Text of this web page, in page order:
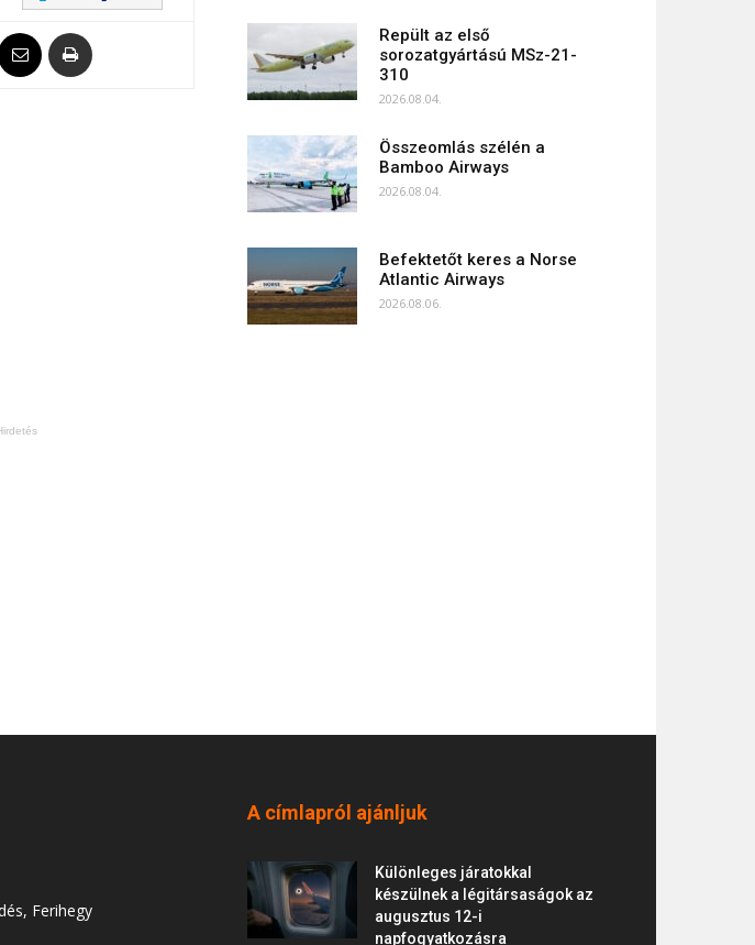
Repült az első
sorozatgyártású MSz-21-
310
2026.08.04.
Összeomlás szélén a
Bamboo Airways
2026.08.04.
Befektetőt keres a Norse
Atlantic Airways
2026.08.06.
Ferihegy
A címlapról ajánljuk
Különleges járatokkal
készülnek a légitársaságok az
augusztus 12-i
napfogyatkozásra